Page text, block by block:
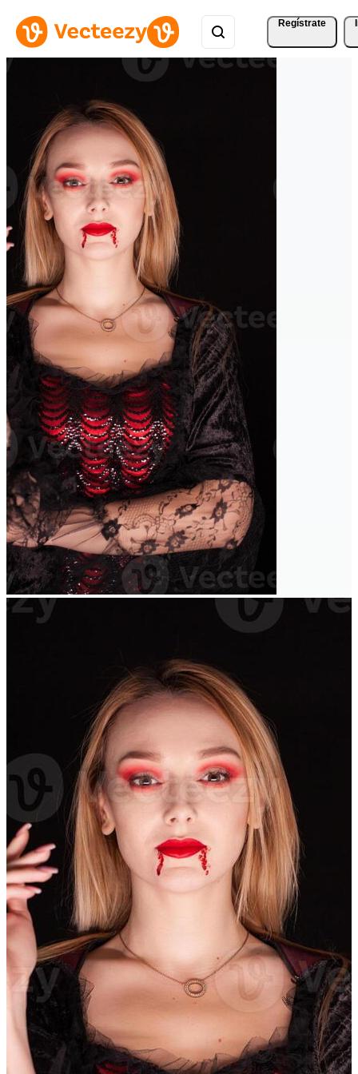
Regístrate